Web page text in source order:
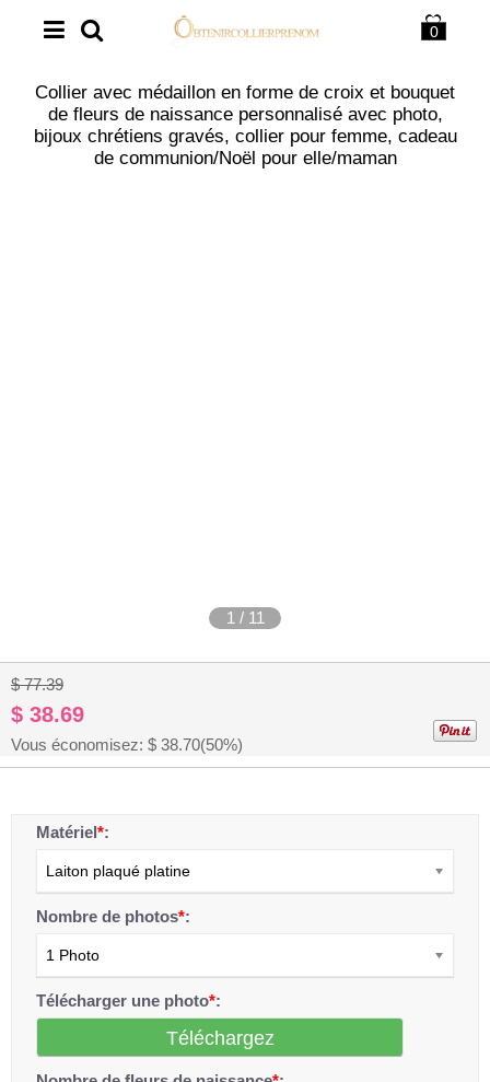
0
Collier avec médaillon en forme de croix et bouquet
de fleurs de naissance personnalisé avec photo,
bijoux chrétiens gravés, collier pour femme, cadeau
de communion/Noël pour elle/maman
1 / 11
$ 77.39
$ 38.69
Vous économisez: $ 38.70(50%)
Matériel*:
Laiton plaqué platine
Nombre de photos*:
1 Photo
Télécharger une photo*:
Téléchargez